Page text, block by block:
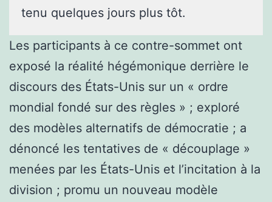
tenu quelques jours plus tôt.
Les participants à ce contre-sommet ont
exposé la réalité hégémonique derrière le
discours des États-Unis sur un « ordre
mondial fondé sur des règles » ; exploré
des modèles alternatifs de démocratie ; a
dénoncé les tentatives de « découplage »
menées par les États-Unis et l’incitation à la
division ; promu un nouveau modèle